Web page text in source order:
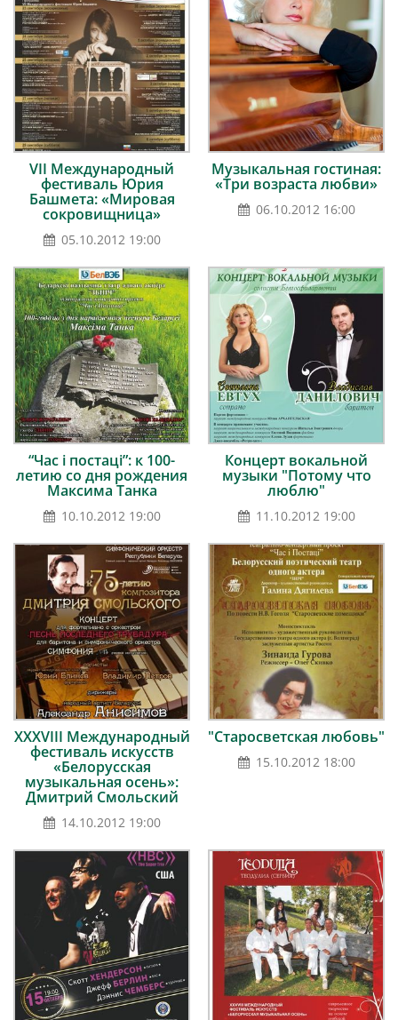
VII Международный
фестиваль Юрия
Башмета: «Мировая
сокровищница»
05.10.2012 19:00
Музыкальная гостиная:
«Три возраста любви»
06.10.2012 16:00
“Час і постаці”: к 100-
летию со дня рождения
Максима Танка
10.10.2012 19:00
Концерт вокальной
музыки "Потому что
люблю"
11.10.2012 19:00
ХХХVІII Международный
фестиваль искусств
«Белорусская
музыкальная осень»:
Дмитрий Смольский
14.10.2012 19:00
"Старосветская любовь"
15.10.2012 18:00